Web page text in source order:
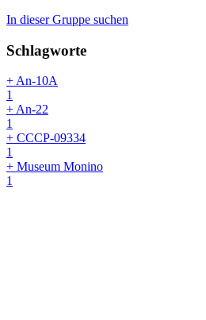
In dieser Gruppe suchen
Schlagworte
+ An-10A
1
+ An-22
1
+ CCCP-09334
1
+ Museum Monino
1